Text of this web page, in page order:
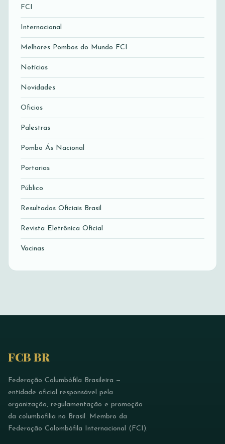
FCI
Internacional
Melhores Pombos do Mundo FCI
Notícias
Novidades
Oficios
Palestras
Pombo Ás Nacional
Portarias
Público
Resultados Oficiais Brasil
Revista Eletrônica Oficial
Vacinas
FCB BR
Federação Columbófila Brasileira —
entidade oficial responsável pela
organização, regulamentação e promoção
da columbofilia no Brasil. Membro da
Federação Colombófila Internacional (FCI).